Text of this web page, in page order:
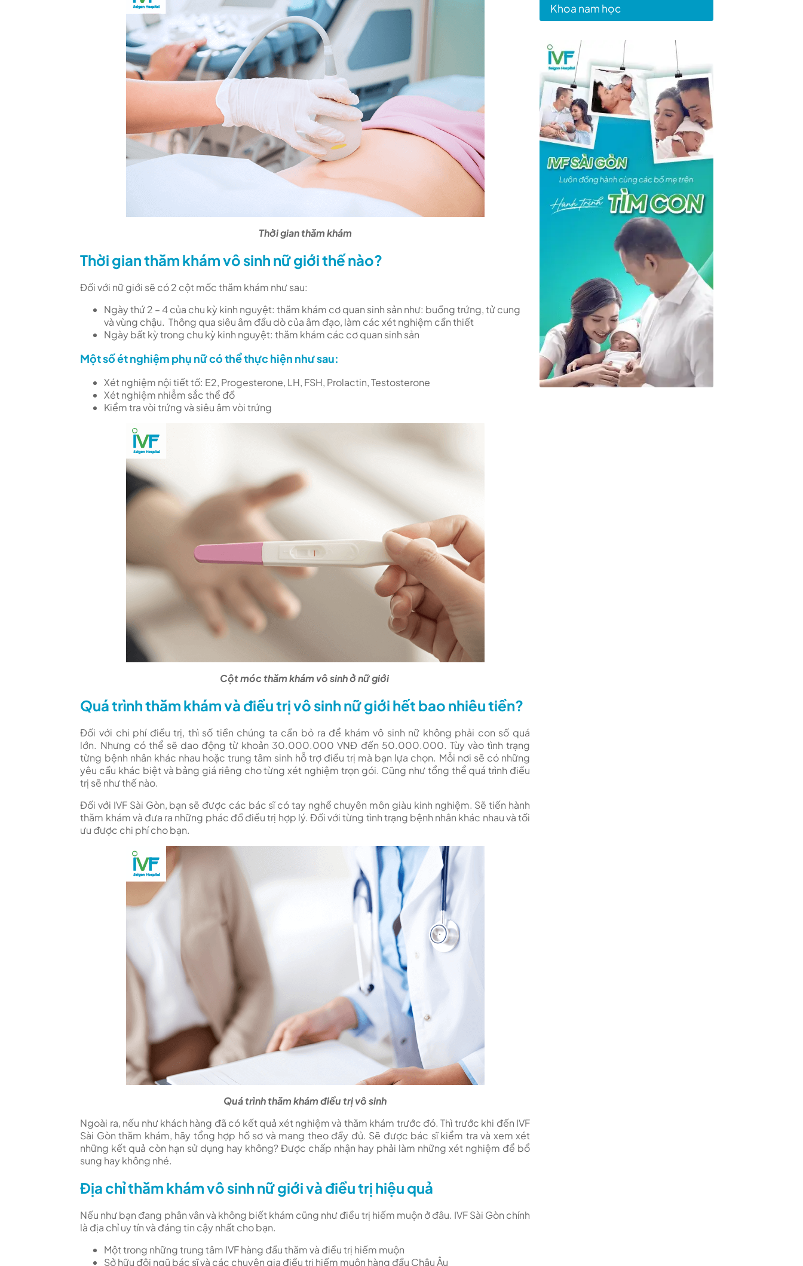
Thời gian thăm khám
Thời gian thăm khám vô sinh nữ giới thế nào?
Đối với nữ giới sẽ có 2 cột mốc thăm khám như sau:
Ngày thứ 2 – 4 của chu kỳ kinh nguyệt: thăm khám cơ quan sinh sản như: buồng trứng, tử cung
và vùng chậu. Thông qua siêu âm đầu dò của âm đạo, làm các xét nghiệm cần thiết
Ngày bất kỳ trong chu kỳ kinh nguyệt: thăm khám các cơ quan sinh sản
Một số ét nghiệm phụ nữ có thể thực hiện như sau:
Xét nghiệm nội tiết tố: E2, Progesterone, LH, FSH, Prolactin, Testosterone
Xét nghiệm nhiễm sắc thể đồ
Kiểm tra vòi trứng và siêu âm vòi trứng
Cột móc thăm khám vô sinh ở nữ giới
Quá trình thăm khám và điều trị vô sinh nữ giới hết bao nhiêu tiền?
Đối với chi phí điều trị, thì số tiền chúng ta cần bỏ ra để khám vô sinh nữ không phải con số quá
lớn. Nhưng có thể sẽ dao động từ khoản 30.000.000 VNĐ đến 50.000.000. Tùy vào tình trạng
từng bệnh nhân khác nhau hoặc trung tâm sinh hỗ trợ điều trị mà bạn lựa chọn. Mỗi nơi sẽ có những
yêu cầu khác biệt và bảng giá riêng cho từng xét nghiệm trọn gói. Cũng như tổng thể quá trình điều
trị sẽ như thế nào.
Đối với IVF Sài Gòn, bạn sẽ được các bác sĩ có tay nghề chuyên môn giàu kinh nghiệm. Sẽ tiến hành
thăm khám và đưa ra những phác đồ điều trị hợp lý. Đối với từng tình trạng bệnh nhân khác nhau và tối
ưu được chi phí cho bạn.
Quá trình thăm khám điều trị vô sinh
Ngoài ra, nếu như khách hàng đã có kết quả xét nghiệm và thăm khám trước đó. Thì trước khi đến IVF
Sài Gòn thăm khám, hãy tổng hợp hồ sơ và mang theo đầy đủ. Sẽ được bác sĩ kiểm tra và xem xét
những kết quả còn hạn sử dụng hay không? Được chấp nhận hay phải làm những xét nghiệm để bổ
sung hay không nhé.
Địa chỉ thăm khám vô sinh nữ giới và điều trị hiệu quả
Nếu như bạn đang phân vân và không biết khám cũng như điều trị hiếm muộn ở đâu. IVF Sài Gòn chính
là địa chỉ uy tín và đáng tin cậy nhất cho bạn.
Một trong những trung tâm IVF hàng đầu thăm và điều trị hiếm muộn
Sở hữu đội ngũ bác sĩ và các chuyên gia điều trị hiếm muộn hàng đầu Châu Âu
Khoa nam học